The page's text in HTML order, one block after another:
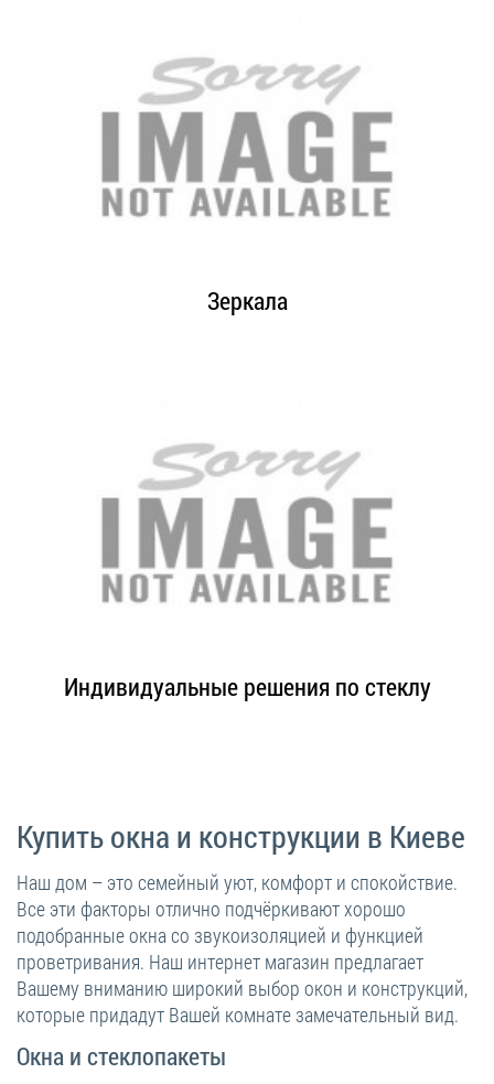
Зеркала
Индивидуальные решения по стеклу
Купить окна и конструкции в Киеве
Наш дом – это семейный уют, комфорт и спокойствие.
Все эти факторы отлично подчёркивают хорошо
подобранные окна со звукоизоляцией и функцией
проветривания. Наш интернет магазин предлагает
Вашему вниманию широкий выбор окон и конструкций,
которые придадут Вашей комнате замечательный вид.
Окна и стеклопакеты